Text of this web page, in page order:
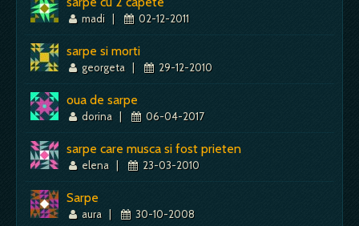
madi | 02-12-2011
sarpe si morti
georgeta | 29-12-2010
oua de sarpe
dorina | 06-04-2017
sarpe care musca si fost prieten
elena | 23-03-2010
Sarpe
aura | 30-10-2008